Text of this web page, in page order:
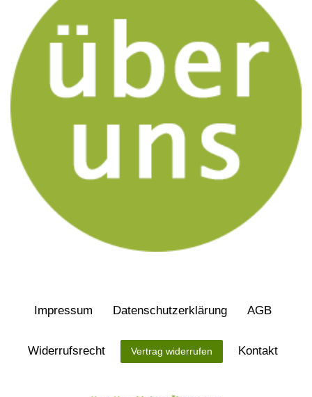
Impressum Daten­schutz­erklärung AGB
Widerrufs­recht Vertrag widerrufen Kontakt